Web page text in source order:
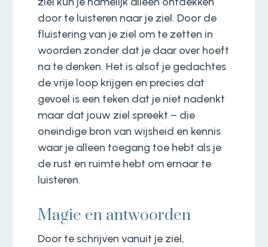
door te luisteren naar je ziel. Door de
fluistering van je ziel om te zetten in
woorden zonder dat je daar over hoeft
na te denken. Het is alsof je gedachtes
de vrije loop krijgen en precies dat
gevoel is een teken dat je niet nadenkt
maar dat jouw ziel spreekt – die
oneindige bron van wijsheid en kennis
waar je alleen toegang toe hebt als je
de rust en ruimte hebt om ernaar te
luisteren.
Magie en antwoorden
Door te schrijven vanuit je ziel,